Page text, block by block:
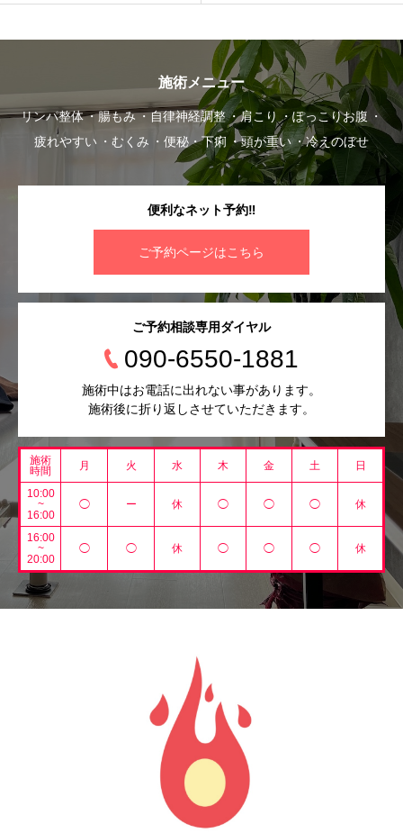
施術メニュー
リンパ整体 腸もみ 自律神経調整 肩こり
ぽっこりお腹
疲れやすい
むくみ 便秘・下痢 頭が重い 冷えのぼせ
便利なネット予約‼︎
ご予約ページはこちら
ご予約相談専用ダイヤル
090-6550-1881
施術中はお電話に出れない事があります。
施術後に折り返しさせていただきます。
施術
時間
月 火 水 木 金 土 日
10:00
~
16:00
◯ ー 休 ◯ ◯ ◯ 休
16:00
~
20:00
◯ ◯ 休 ◯ ◯ ◯ 休